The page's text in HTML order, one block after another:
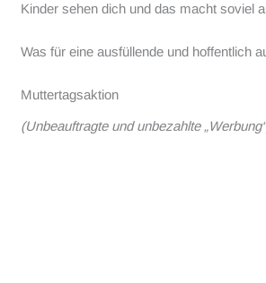
Kinder sehen dich und das macht soviel
Was für eine ausfüllende und hoffentlich
Muttertagsaktion
(Unbeauftragte und unbezahlte